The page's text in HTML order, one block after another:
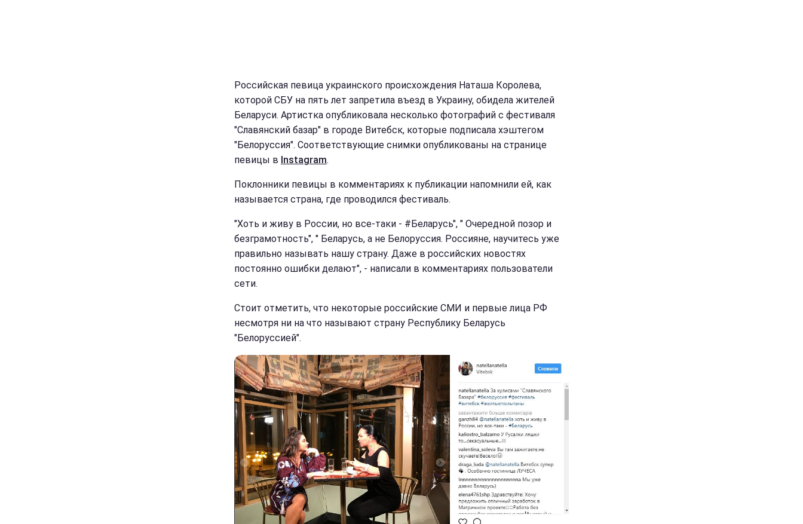
Российская певица украинского происхождения Наташа Королева,
которой СБУ на пять лет запретила въезд в Украину, обидела жителей
Беларуси. Артистка опубликовала несколько фотографий с фестиваля
"Славянский базар" в городе Витебск, которые подписала хэштегом
"Белоруссия". Соответствующие снимки опубликованы на странице
певицы в Instagram.
Поклонники певицы в комментариях к публикации напомнили ей, как
называется страна, где проводился фестиваль.
"Хоть и живу в России, но все-таки - #Беларусь", " Очередной позор и
безграмотность", " Беларусь, а не Белоруссия. Россияне, научитесь уже
правильно называть нашу страну. Даже в российских новостях
постоянно ошибки делают", - написали в комментариях пользователи
сети.
Стоит отметить, что некоторые российские СМИ и первые лица РФ
несмотря ни на что называют страну Республику Беларусь
"Белоруссией".